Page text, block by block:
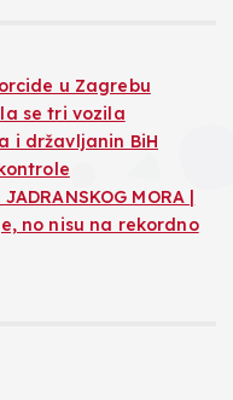
u Zagrebu
se tri vozila
i državljanin BiH
MORA |
no nisu na rekordno